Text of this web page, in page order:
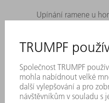
Upínání ramene u
kleštinový upínač
stranách.